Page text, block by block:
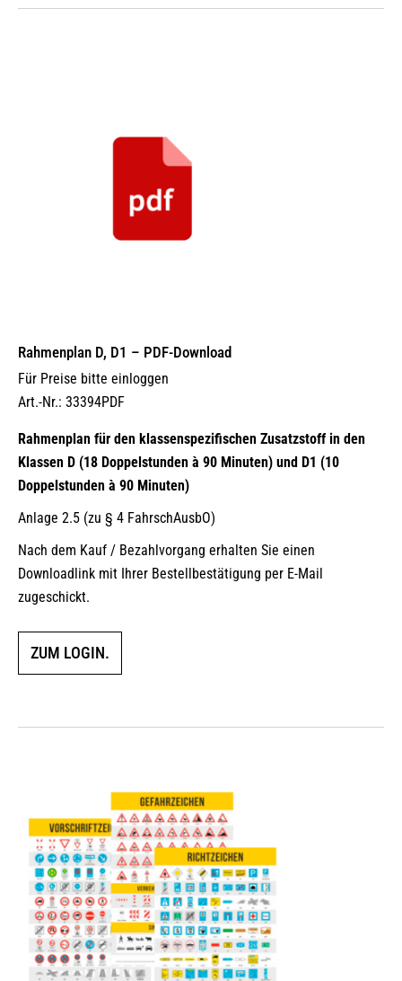
Rahmenplan D, D1 – PDF-Download
Für Preise bitte einloggen
Art.-Nr.: 33394PDF
Rahmenplan für den klassenspezifischen Zusatzstoff in den
Klassen D (18 Doppelstunden à 90 Minuten) und D1 (10
Doppelstunden à 90 Minuten)
Anlage 2.5 (zu § 4 FahrschAusbO)
Nach dem Kauf / Bezahlvorgang erhalten Sie einen
Downloadlink mit Ihrer Bestellbestätigung per E-Mail
zugeschickt.
ZUM LOGIN.